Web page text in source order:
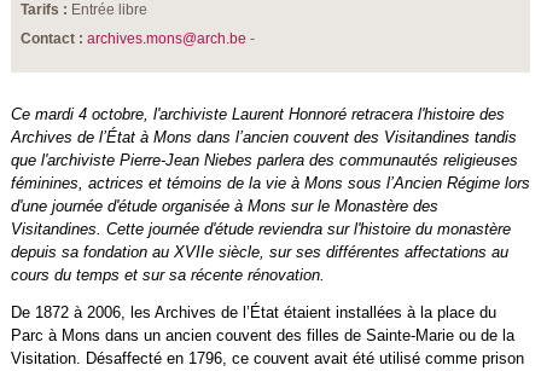
Tarifs : Entrée libre
Contact : archives.mons@arch.be -
Ce mardi 4 octobre, l'archiviste Laurent Honnoré retracera l'histoire des
Archives de l’État à Mons dans l’ancien couvent des Visitandines tandis
que l'archiviste Pierre-Jean Niebes parlera des communautés religieuses
féminines, actrices et témoins de la vie à Mons sous l’Ancien Régime lors
d'une journée d'étude organisée à Mons sur le Monastère des
Visitandines. Cette journée d'étude reviendra sur l'histoire du monastère
depuis sa fondation au XVIIe siècle, sur ses différentes affectations au
cours du temps et sur sa récente rénovation.
De 1872 à 2006, les Archives de l’État étaient installées à la place du
Parc à Mons dans un ancien couvent des filles de Sainte-Marie ou de la
Visitation. Désaffecté en 1796, ce couvent avait été utilisé comme prison